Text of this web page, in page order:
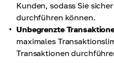
Kunden, sodass Sie
durchführen können.
Unbegrenzte
maximales
Transaktionen